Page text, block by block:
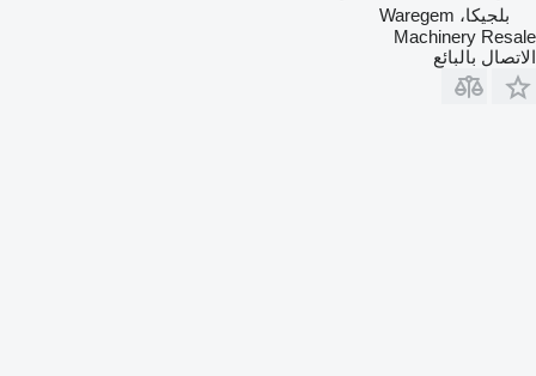
بلجيكا، Waregem
Machinery Resale
الاتصال بالبائع